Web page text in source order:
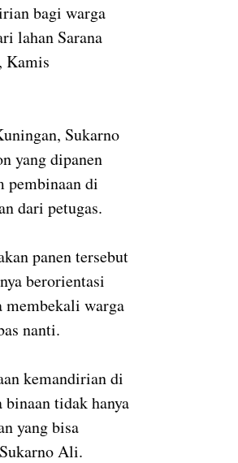
bagi warga
lahan Sarana
Kamis
Sukarno
yang dipanen
pembinaan di
dari petugas.
panen tersebut
berorientasi
membekali warga
nanti.
kemandirian di
tidak hanya
yang bisa
Ali.